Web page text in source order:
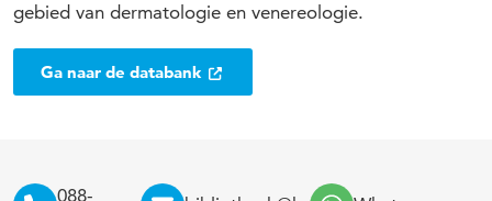
gebied van dermatologie en venereologie.
Ga naar de databank
088-